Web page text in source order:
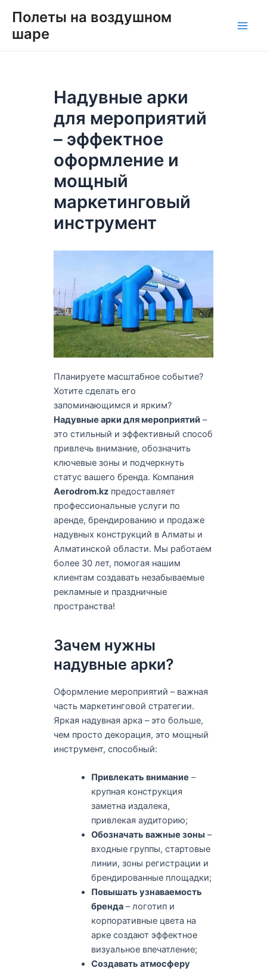
содержимому
Полеты на воздушном
шаре
Надувные арки
для мероприятий
– эффектное
оформление и
мощный
маркетинговый
инструмент
Планируете масштабное событие?
Хотите сделать его
запоминающимся и ярким?
Надувные арки для мероприятий –
это стильный и эффективный способ
привлечь внимание, обозначить
ключевые зоны и подчеркнуть
статус вашего бренда. Компания
Aerodrom.kzпредоставляет
профессиональные услуги по
аренде, брендированию и продаже
надувных конструкций в Алматы и
Алматинской области. Мы работаем
более 30 лет, помогая нашим
клиентам создавать незабываемые
рекламные и праздничные
пространства!
Зачем нужны
надувные арки?
Оформление мероприятий – важная
часть маркетинговой стратегии.
Яркая надувная арка – это больше,
чем просто декорация, это мощный
инструмент, способный:
Привлекать внимание –
крупная конструкция
заметна издалека,
привлекая аудиторию;
Обозначать важные зоны –
входные группы, стартовые
линии, зоны регистрации и
брендированные площадки;
Повышать узнаваемость
бренда – логотип и
корпоративные цвета на
арке создают эффектное
визуальное впечатление;
Создавать атмосферу
по
записям